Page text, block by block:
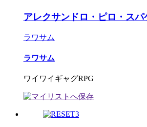
アレクサンドロ・ピロ・スパ
ラワサム
ラワサム
ワイワイギャグRPG